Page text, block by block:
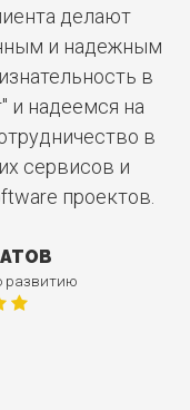
делают
и надежным
в
и надеемся на
в
сервисов и
проектов.
развитию